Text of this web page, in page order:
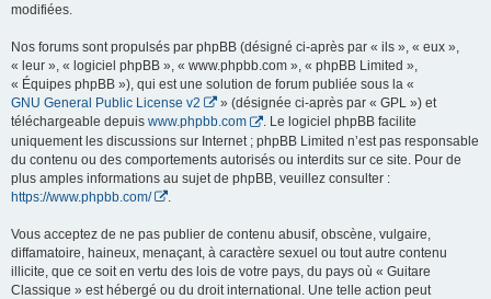
modifiées.
Nos forums sont propulsés par phpBB (désigné ci-après par « ils », « eux »,
« leur », « logiciel phpBB », « www.phpbb.com », « phpBB Limited »,
« Équipes phpBB »), qui est une solution de forum publiée sous la «
GNU General Public License v2
» (désignée ci-après par « GPL ») et
téléchargeable depuis www.phpbb.com
. Le logiciel phpBB facilite
uniquement les discussions sur Internet ; phpBB Limited n’est pas responsable
du contenu ou des comportements autorisés ou interdits sur ce site. Pour de
plus amples informations au sujet de phpBB, veuillez consulter :
https://www.phpbb.com/
Vous acceptez de ne pas publier de contenu abusif, obscène, vulgaire,
diffamatoire, haineux, menaçant, à caractère sexuel ou tout autre contenu
illicite, que ce soit en vertu des lois de votre pays, du pays où « Guitare
Classique » est hébergé ou du droit international. Une telle action peut